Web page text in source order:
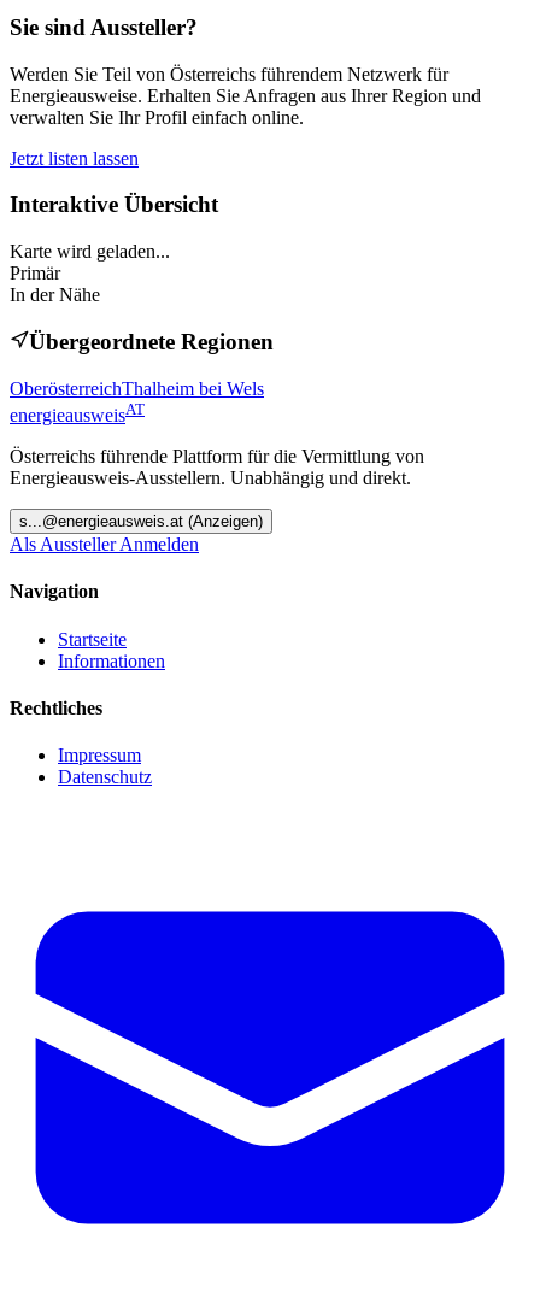
Sie sind Aussteller?
Werden Sie Teil von Österreichs führendem Netzwerk für
Energieausweise. Erhalten Sie Anfragen aus Ihrer Region und
verwalten Sie Ihr Profil einfach online.
Jetzt listen lassen
Interaktive Übersicht
Karte wird geladen...
Primär
In der Nähe
Übergeordnete Regionen
OberösterreichThalheim bei Wels
energieausweisAT
Österreichs führende Plattform für die Vermittlung von
Energieausweis-Ausstellern. Unabhängig und direkt.
s ...@energieausweis.at (Anzeigen)
Als Aussteller Anmelden
Navigation
Startseite
Informationen
Rechtliches
Impressum
Datenschutz